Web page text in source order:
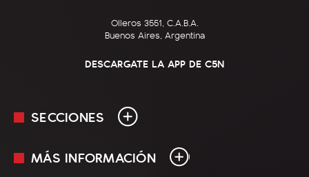
Olleros 3551, C.A.B.A.
Buenos Aires, Argentina
DESCARGATE LA APP DE C5N
SECCIONES
En Vivo
MÁS INFORMACIÓN